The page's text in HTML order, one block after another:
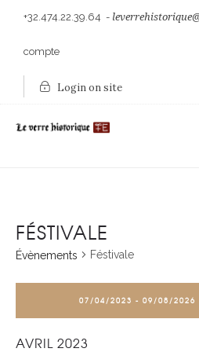
+32.474.22.39.64 -
compte
Login on site
FÉSTIVALE
Évènements Féstivale
ÉVÈNEMENTS
07/04/2023 - 09/08/2026
une
AVRIL 2023